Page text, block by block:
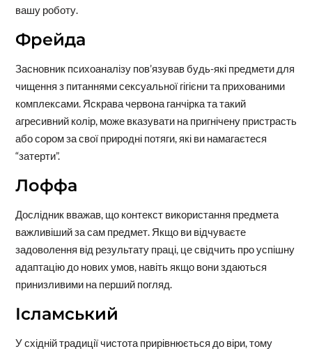
вашу роботу.
Фрейда
Засновник психоаналізу пов’язував будь-які предмети для
чищення з питаннями сексуальної гігієни та прихованими
комплексами. Яскрава червона ганчірка та такий
агресивний колір, може вказувати на пригнічену пристрасть
або сором за свої природні потяги, які ви намагаєтеся
“затерти”.
Лоффа
Дослідник вважав, що контекст використання предмета
важливіший за сам предмет. Якщо ви відчуваєте
задоволення від результату праці, це свідчить про успішну
адаптацію до нових умов, навіть якщо вони здаються
принизливими на перший погляд.
Ісламський
У східній традиції чистота прирівнюється до віри, тому